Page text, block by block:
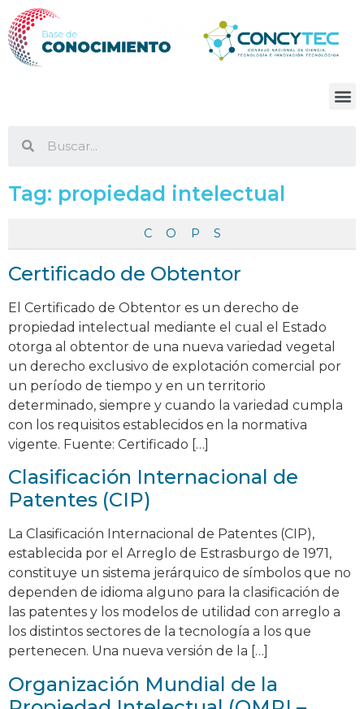
Tag: propiedad intelectual
C O P S
Certificado de Obtentor
El Certificado de Obtentor es un derecho de
propiedad intelectual mediante el cual el Estado
otorga al obtentor de una nueva variedad vegetal
un derecho exclusivo de explotación comercial por
un período de tiempo y en un territorio
determinado, siempre y cuando la variedad cumpla
con los requisitos establecidos en la normativa
vigente. Fuente: Certificado […]
Clasificación Internacional de
Patentes (CIP)
La Clasificación Internacional de Patentes (CIP),
establecida por el Arreglo de Estrasburgo de 1971,
constituye un sistema jerárquico de símbolos que no
dependen de idioma alguno para la clasificación de
las patentes y los modelos de utilidad con arreglo a
los distintos sectores de la tecnología a los que
pertenecen. Una nueva versión de la […]
Organización Mundial de la